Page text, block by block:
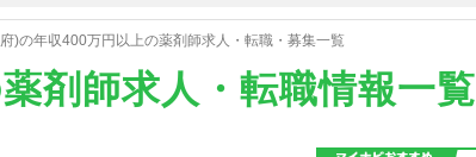
)の年収400万円以上の薬剤師求人・転職・募集一覧
剤師求人・転職情報一覧